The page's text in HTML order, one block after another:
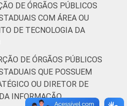
DE ÓRGÃOS PÚBLICOS
COM ÁREA OU
DE TECNOLOGIA DA
DE ÓRGÃOS PÚBLICOS
QUE POSSUEM
OU DIRETOR DE
INFORMAÇÃO